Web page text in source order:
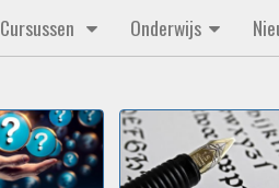
Cursussen Onderwijs